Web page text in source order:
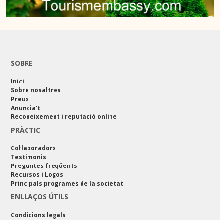
SOBRE
Inici
Sobre nosaltres
Preus
Anuncia't
Reconeixement i reputació online
PRÀCTIC
Col·laboradors
Testimonis
Preguntes freqüents
Recursos i Logos
Principals programes de la societat
ENLLAÇOS ÚTILS
Condicions legals